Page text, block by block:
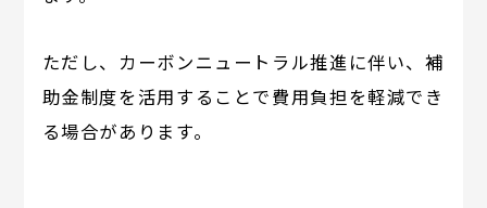
ただし、カーボンニュートラル推進に伴い、補
助金制度を活用することで費用負担を軽減でき
る場合があります。